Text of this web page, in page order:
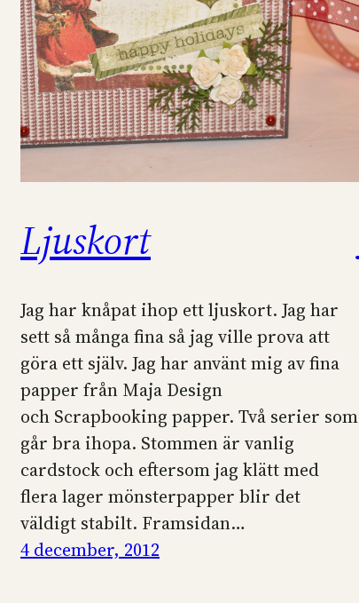
Ljuskort
Jag har knåpat ihop ett ljuskort. Jag har
sett så många fina så jag ville prova att
göra ett själv. Jag har använt mig av fina
papper från Maja Design
och Scrapbooking papper. Två serier som
går bra ihopa. Stommen är vanlig
cardstock och eftersom jag klätt med
flera lager mönsterpapper blir det
väldigt stabilt. Framsidan…
4 december, 2012